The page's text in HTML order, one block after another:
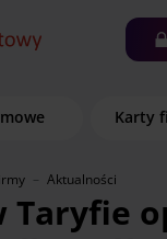
Karty
Aktualności
Taryfie